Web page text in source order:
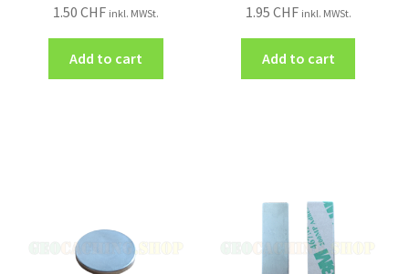
1.50CHF inkl. MWSt.
Add to cart
1.95 CHF inkl. MWSt.
Add to cart